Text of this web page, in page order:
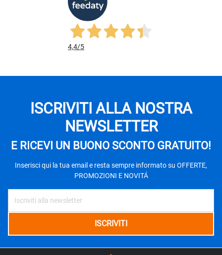
4,4/5
ISCRIVITI ALLA NOSTRA
NEWSLETTER
E RICEVI UN BUONO SCONTO GRATUITO!
Inserisci qui la tua email e resta sempre informato su OFFERTE,
PROMOZIONI E NOVITÁ